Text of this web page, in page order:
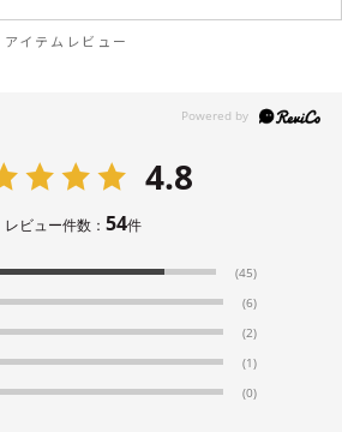
アイテムレビュー
4.8
レビュー件数： 54件
(45)
(6)
(2)
(1)
(0)